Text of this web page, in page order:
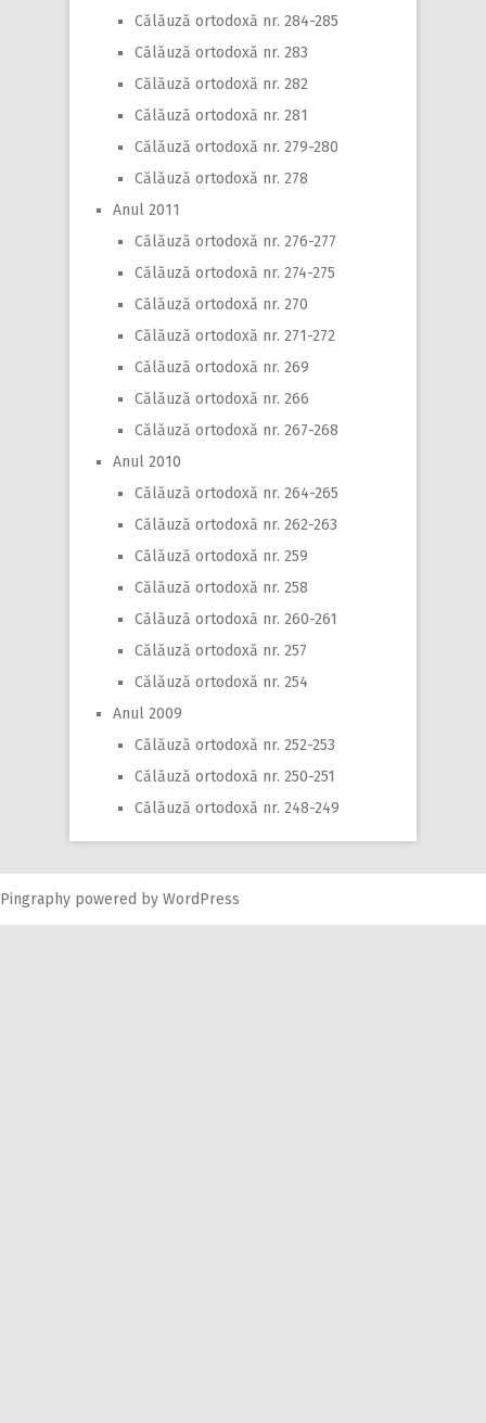
Călăuză ortodoxă nr. 284-285
Călăuză ortodoxă nr. 283
Călăuză ortodoxă nr. 282
Călăuză ortodoxă nr. 281
Călăuză ortodoxă nr. 279-280
Călăuză ortodoxă nr. 278
Anul 2011
Călăuză ortodoxă nr. 276-277
Călăuză ortodoxă nr. 274-275
Călăuză ortodoxă nr. 270
Călăuză ortodoxă nr. 271-272
Călăuză ortodoxă nr. 269
Călăuză ortodoxă nr. 266
Călăuză ortodoxă nr. 267-268
Anul 2010
Călăuză ortodoxă nr. 264-265
Călăuză ortodoxă nr. 262-263
Călăuză ortodoxă nr. 259
Călăuză ortodoxă nr. 258
Călăuză ortodoxă nr. 260-261
Călăuză ortodoxă nr. 257
Călăuză ortodoxă nr. 254
Anul 2009
Călăuză ortodoxă nr. 252-253
Călăuză ortodoxă nr. 250-251
Călăuză ortodoxă nr. 248-249
Pingraphy powered by WordPress